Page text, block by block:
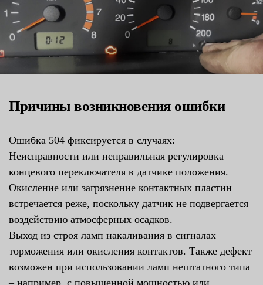
Причины возникновения ошибки
Ошибка 504 фиксируется в случаях:
Неисправности или неправильная регулировка
концевого переключателя в датчике положения.
Окисление или загрязнение контактных пластин
встречается реже, поскольку датчик не подвергается
воздействию атмосферных осадков.
Выход из строя ламп накаливания в сигналах
торможения или окисления контактов. Также дефект
возможен при использовании ламп нештатного типа
– например, с повышенной мощностью или